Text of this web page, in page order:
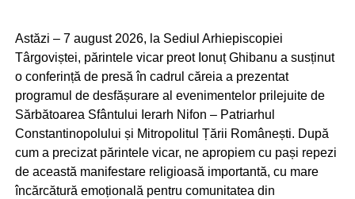
Pădurea JYSK se extinde anul acesta cu 26.000
de puieți de molid și larice
Astăzi – 7 august 2026, la Sediul Arhiepiscopiei
Târgoviștei, părintele vicar preot Ionuț Ghibanu a susținut
o conferință de presă în cadrul căreia a prezentat
programul de desfășurare al evenimentelor prilejuite de
Sărbătoarea Sfântului Ierarh Nifon – Patriarhul
Constantinopolului și Mitropolitul Țării Românești. După
cum a precizat părintele vicar, ne apropiem cu pași repezi
de această manifestare religioasă importantă, cu mare
încărcătură emoțională pentru comunitatea din